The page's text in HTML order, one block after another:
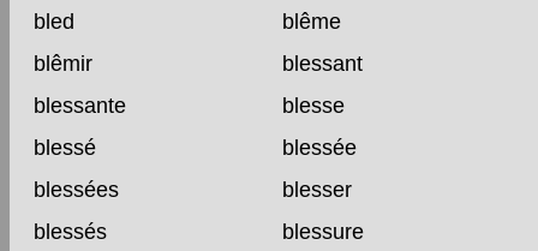
bled
blême
blêmir
blessant
blessante
blesse
blessé
blessée
blessées
blesser
blessés
blessure